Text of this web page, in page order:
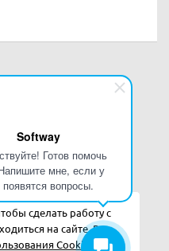
Softway
Готов помочь
мне, если у
появятся вопросы.
сделать работу с
на сайте, Вы
Cookies.